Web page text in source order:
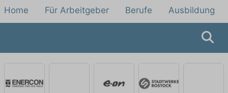
Home Für Arbeitgeber Berufe Ausbildung